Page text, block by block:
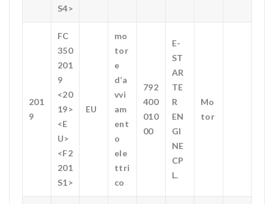
S4>
201
9
FC
350
201
9
<20
19>
<E
U>
<F2
201
S1>
EU
mo
tor
e
d’a
vvi
am
ent
o
ele
ttri
co
792
400
010
00
E-
ST
AR
TE
R
EN
GI
NE
CP
L.
Mo
tor